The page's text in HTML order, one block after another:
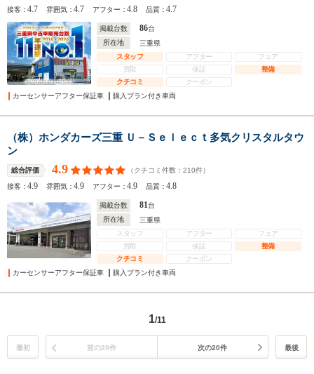
接客：4.7 雰囲気：4.7 アフター：4.8 品質：4.7
掲載台数 86台
所在地
三重県
スタッフ
アフター
フェア
買取
保証
整備
クチコミ
クーポン
カーセンサーアフター保証車
購入プラン付き車両
（株）ホンダカーズ三重 Ｕ－Ｓｅｌｅｃｔ多気クリスタルタウ
ン
総合評価 4.9 （クチコミ件数： 210件）
接客：4.9 雰囲気：4.9 アフター：4.9 品質：4.8
掲載台数 81台
所在地
三重県
スタッフ
アフター
フェア
買取
保証
整備
クチコミ
クーポン
カーセンサーアフター保証車
購入プラン付き車両
1/11
最初 前の20件 次の20件 最後